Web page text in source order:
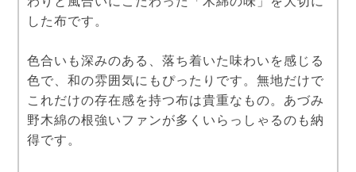
した布です。
色合いも深みのある、落ち着いた味わいを感じる
色で、和の雰囲気にもぴったりです。無地だけで
これだけの存在感を持つ布は貴重なもの。あづみ
野木綿の根強いファンが多くいらっしゃるのも納
得です。